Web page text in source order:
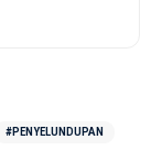
#PENYELUNDUPAN